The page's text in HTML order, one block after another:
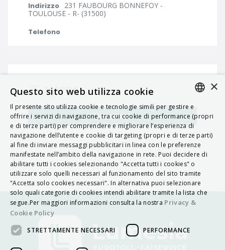
Indirizzo 231 FAUBOURG BONNEFOY -
TOULOUSE - R- (31500)
Telefono
MAPPA
Navigatore ITALIAN
ENGLISH
FRENCH
HUNGARIAN
DEUTSCH
POLSKI
PORTUGUÊS
×
Questo sito web utilizza cookie
Il presente sito utilizza cookie e tecnologie simili per gestire e
offrire i servizi di navigazione, tra cui cookie di performance (propri
e di terze parti) per comprendere e migliorare l’esperienza di
navigazione dell’utente e cookie di targeting (propri e di terze parti)
al fine di inviare messaggi pubblicitari in linea con le preferenze
manifestate nell’ambito della navigazione in rete. Puoi decidere di
abilitare tutti i cookies selezionando "Accetta tutti i cookies" o
utilizzare solo quelli necessari al funzionamento del sito tramite
"Accetta solo cookies necessari". In alternativa puoi selezionare
solo quali categorie di cookies intendi abilitare tramite la lista che
segue.Per maggiori informazioni consulta la nostra Privacy &
Cookie Policy
STRETTAMENTE NECESSARI PERFORMANCE